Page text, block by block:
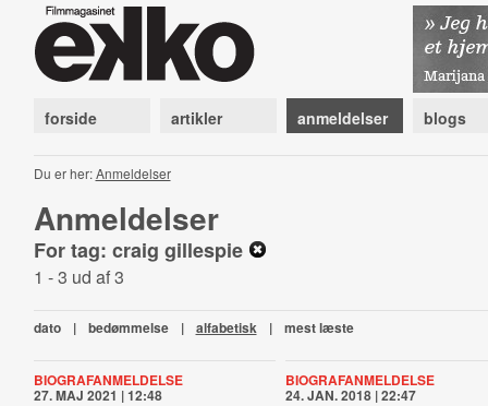
forside artikler anmeldelser blogs
Du er her:Anmeldelser
Anmeldelser
For tag: craig gillespie
1 - 3 ud af 3
dato | bedømmelse | alfabetisk | mest læste
BIOGRAFANMELDELSE
27. MAJ 2021 | 12:48
BIOGRAFANMELDELSE
24. JAN. 2018 | 22:47